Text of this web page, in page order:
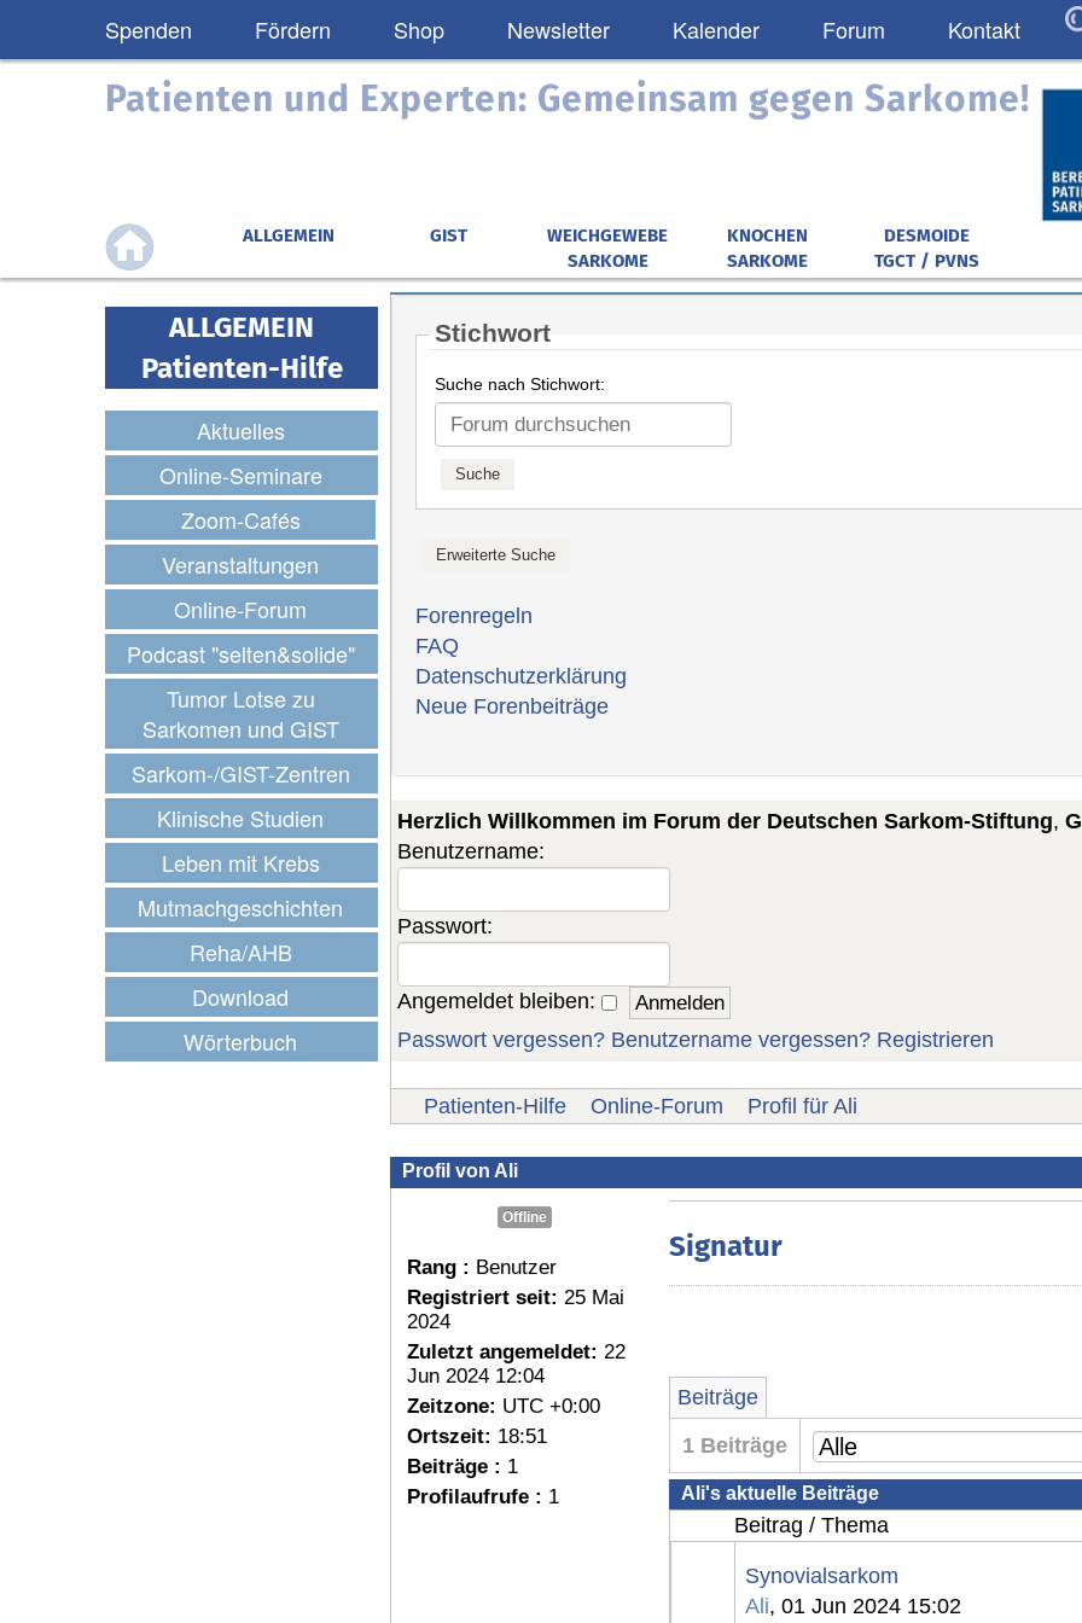
Spenden Fördern Shop Newsletter Kalender Forum Kontakt
Patienten und Experten: Gemeinsam gegen Sarkome!
ALLGEMEIN GIST
WEICHGEWEBE
SARKOME
KNOCHEN
SARKOME
DESMOIDE
TGCT / PVNS
ALLGEMEIN
Patienten-Hilfe
Aktuelles
Online-Seminare
Zoom-Cafés
Veranstaltungen
Online-Forum
Podcast "selten&solide"
Tumor Lotse zu
Sarkomen und GIST
Sarkom-/GIST-Zentren
Klinische Studien
Leben mit Krebs
Mutmachgeschichten
Reha/AHB
Download
Wörterbuch
Stichwort
Suche nach Stichwort:
Forenregeln
FAQ
Datenschutzerklärung
Neue Forenbeiträge
Herzlich Willkommen im Forum der Deutschen Sarkom-Stiftung,
Benutzername:
Passwort:
Angemeldet bleiben:
Passwort vergessen? Benutzername vergessen? Registrieren
Patienten-Hilfe Online-Forum Profil für Ali
Profil von Ali
Offline
Rang : Benutzer
Registriert seit: 25 Mai
2024
Zuletzt angemeldet: 22
Jun 2024 12:04
Zeitzone: UTC +0:00
Ortszeit: 18:51
Beiträge : 1
Profilaufrufe : 1
Signatur
Beiträge
1 Beiträge
Ali's aktuelle Beiträge
Beitrag / Thema
Synovialsarkom
Ali, 01 Jun 2024 15:02